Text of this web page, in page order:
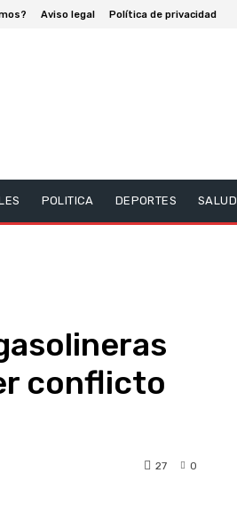
Aviso legal Política de privacidad
POLITICA DEPORTES SALUD
conflicto
0
27